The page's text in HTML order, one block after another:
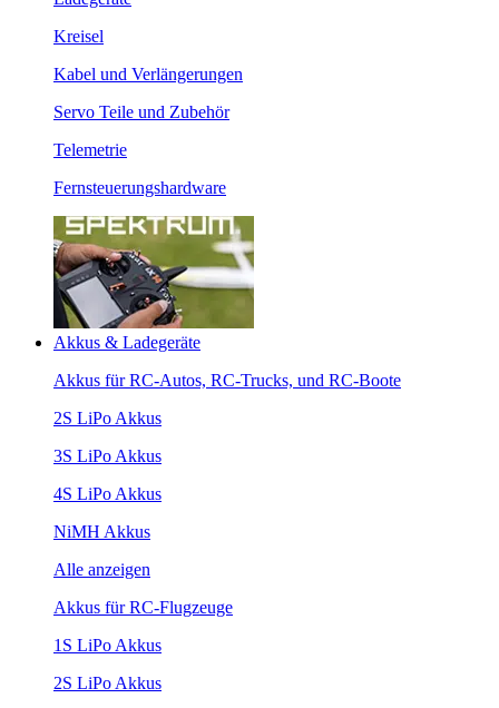
Kreisel
Kabel und Verlängerungen
Servo Teile und Zubehör
Telemetrie
Fernsteuerungshardware
Akkus & Ladegeräte
Akkus für RC-Autos, RC-Trucks, und RC-Boote
2S LiPo Akkus
3S LiPo Akkus
4S LiPo Akkus
NiMH Akkus
Alle anzeigen
Akkus für RC-Flugzeuge
1S LiPo Akkus
2S LiPo Akkus